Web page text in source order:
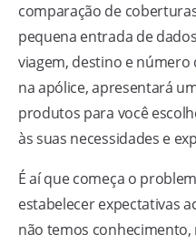
comparação de
pequena entrada de
viagem, destino e número
na apólice, apresentará
produtos para você
às suas necessidades e
É aí que começa o
estabelecer expectativas
não temos conhecimento,